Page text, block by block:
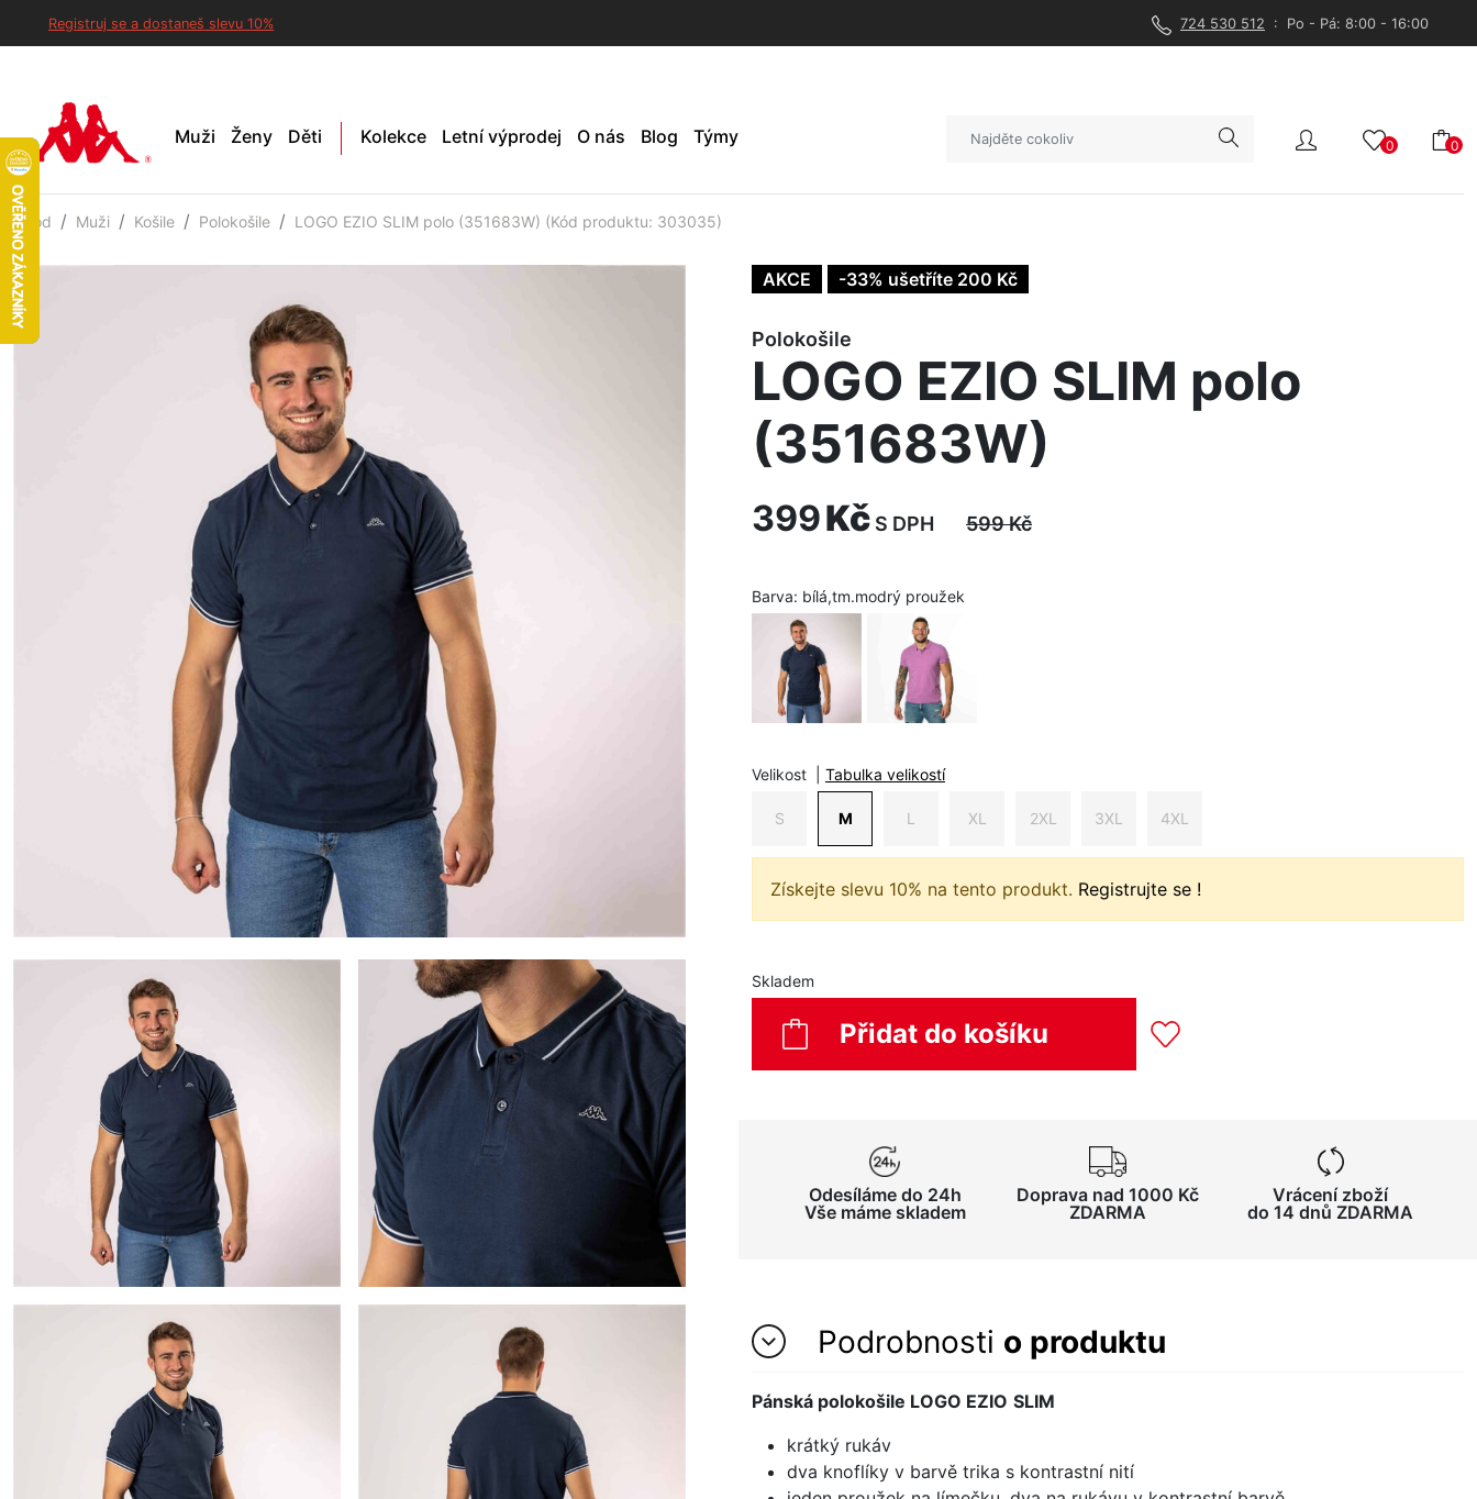
Registruj se a dostaneš slevu 10% 724 530 512 : Po - Pá: 8:00 - 16:00
Muži Ženy Děti Kolekce Letní výprodej O nás Blog Týmy 0 0
Úvod Muži Košile Polokošile LOGO EZIO SLIM polo (351683W) (Kód produktu: 303035)
AKCE -33% ušetříte 200 Kč
Polokošile
LOGO EZIO SLIM polo
(351683W)
399Kč S DPH 599Kč
Barva: bílá,tm.modrý proužek
Velikost Tabulka velikostí
S M L XL 2XL 3XL 4XL
Získejte slevu 10% na tento produkt. Registrujte se !
Skladem
Přidat do košíku
Odesíláme do 24h
Vše máme skladem
Doprava nad 1000 Kč
ZDARMA
Vrácení zboží
do 14 dnů ZDARMA
Podrobnosti o produktu
Pánská polokošile LOGO EZIO SLIM
krátký rukáv
dva knoflíky v barvě trika s kontrastní nití